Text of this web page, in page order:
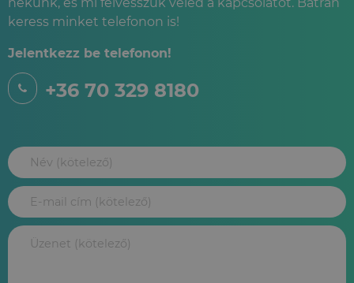
keress minket telefonon is!
Jelentkezz be telefonon!
+36 70 329 8180